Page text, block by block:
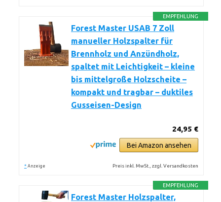
EMPFEHLUNG
Forest Master USAB 7 Zoll
manueller Holzspalter für
Brennholz und Anzündholz,
spaltet mit Leichtigkeit – kleine
bis mittelgroße Holzscheite –
kompakt und tragbar – duktiles
Gusseisen-Design
24,95 €
Bei Amazon ansehen
* Anzeige Preis inkl. MwSt., zzgl. Versandkosten
EMPFEHLUNG
Forest Master Holzspalter,